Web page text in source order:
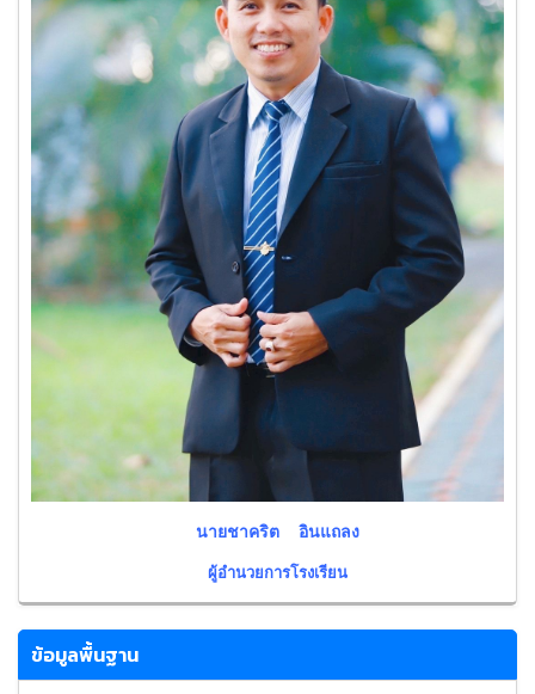
นายชาคริต อินแถลง
ผู้อำนวยการโรงเรียน
ข้อมูลพื้นฐาน